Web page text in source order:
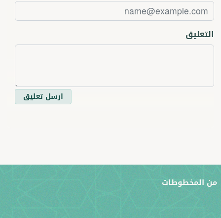
التعليق
ارسل تعليق
المخطوطات